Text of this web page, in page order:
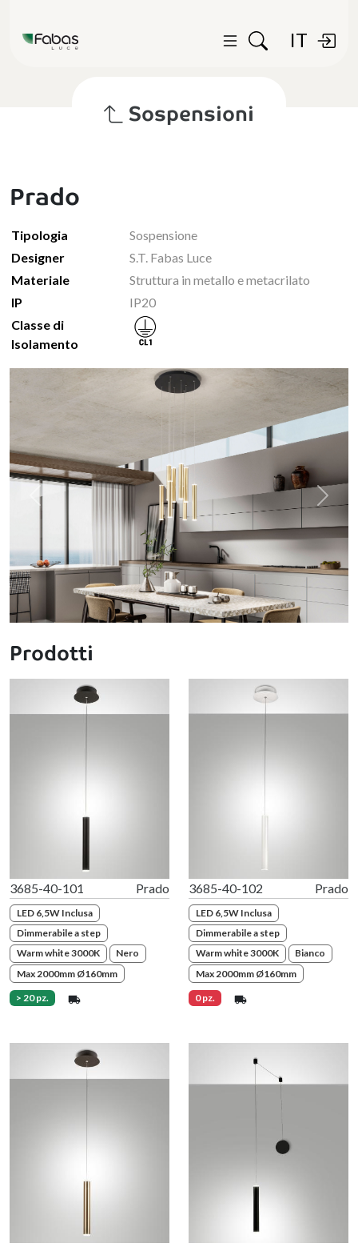
IT
Sospensioni
Prado
Tipologia
Sospensione
Designer
S.T. Fabas Luce
Materiale
Struttura in metallo e metacrilato
IP
IP20
Classe di
Isolamento
Previous Next
Prodotti
3685-40-101 Prado
LED 6,5W Inclusa
Dimmerabile a step
Warm white 3000K
Nero
Max 2000mm Ø160mm
> 20 pz.
3685-40-102 Prado
LED 6,5W Inclusa
Dimmerabile a step
Warm white 3000K
Bianco
Max 2000mm Ø160mm
0 pz.